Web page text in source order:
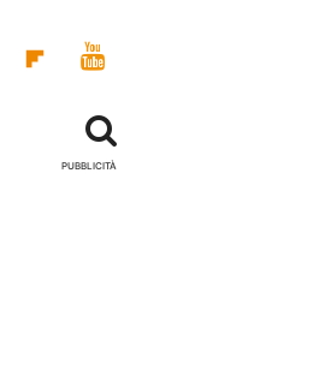
PUBBLICITÀ